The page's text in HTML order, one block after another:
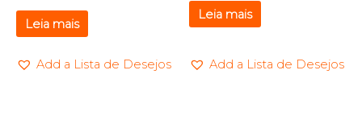
Leia mais
Add a Lista de Desejos
Leia mais
Add a Lista de Desejos